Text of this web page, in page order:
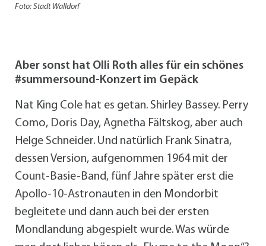
Foto: Stadt Walldorf
Aber sonst hat Olli Roth alles für ein schönes
#summersound-Konzert im Gepäck
Nat King Cole hat es getan. Shirley Bassey. Perry
Como, Doris Day, Agnetha Fältskog, aber auch
Helge Schneider. Und natürlich Frank Sinatra,
dessen Version, aufgenommen 1964 mit der
Count-Basie-Band, fünf Jahre später erst die
Apollo-10-Astronauten in den Mondorbit
begleitete und dann auch bei der ersten
Mondlandung abgespielt wurde. Was würde